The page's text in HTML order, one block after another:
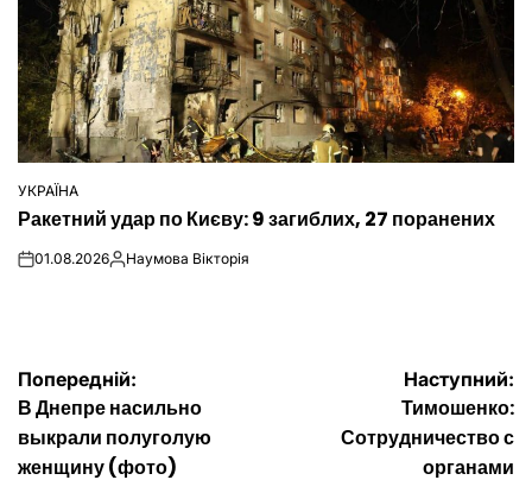
ОПУБЛІКУВАТИ
У
УКРАЇНА
Ракетний удар по Києву: 9 загиблих, 27 поранених
on01.08.2026Опубліковано
Наумова Вікторія
Навігація
записів
Попередній:
В Днепре насильно
выкрали полуголую
женщину (фото)
Наступний:
Тимошенко:
Сотрудничество с
органами